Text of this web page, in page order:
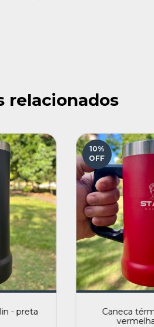
relacionados
- preta
10%
OFF
Caneca